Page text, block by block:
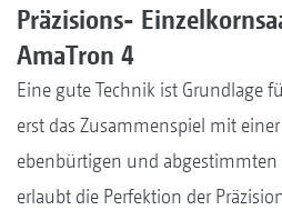
Präzisions-
AmaTron 4
Eine gute Technik ist Grundlage
erst das Zusammenspiel mit
ebenbürtigen und
erlaubt die Perfektion der